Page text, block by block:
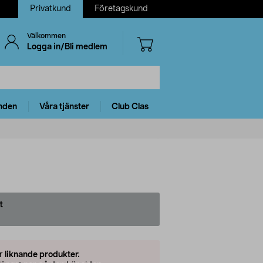
Privatkund Företagskund
Välkommen
Logga in/Bli medlem
Våra tjänster Club Clas
liknande produkter.